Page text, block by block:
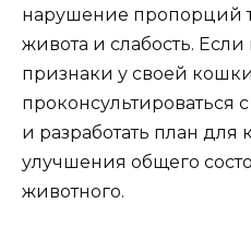
нарушение пропорций
живота и слабость. Если
признаки у своей
проконсультироваться
и разработать план для
улучшения общего
животного.